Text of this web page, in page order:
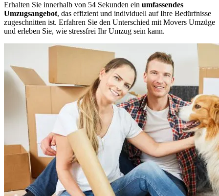
Erhalten Sie innerhalb von 54 Sekunden ein umfassendes
Umzugsangebot, das effizient und individuell auf Ihre Bedürfnisse
zugeschnitten ist. Erfahren Sie den Unterschied mit Movers Umzüge
und erleben Sie, wie stressfrei Ihr Umzug sein kann.